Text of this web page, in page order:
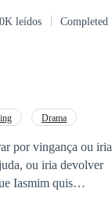
fosse mexer
ficando cada vez
leídos Completed
Drama
por vingança ou iria
ou iria devolver
Iasmim quis